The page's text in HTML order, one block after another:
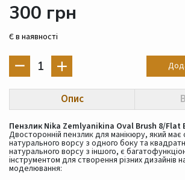
300 грн
Є в наявності
1
Опис
Пензлик Nika Zemlyanikina Oval Brush 8/Flat
Двосторонній пензлик для манікюру, який
натурального ворсу з одного боку та
натурального ворсу з іншого, є
інструментом для створення різних дизайнів
моделювання: